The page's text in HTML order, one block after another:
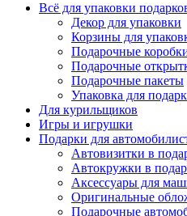
Всё для упаковки
Декор для упаковки
Корзины для
Подарочные
Подарочные
Подарочные пакеты
Упаковка для
Для курильщиков
Игры и игрушки
Подарки для
Автовизитки в
Автокружки в
Аксессуары для
Оригинальные
Подарочные